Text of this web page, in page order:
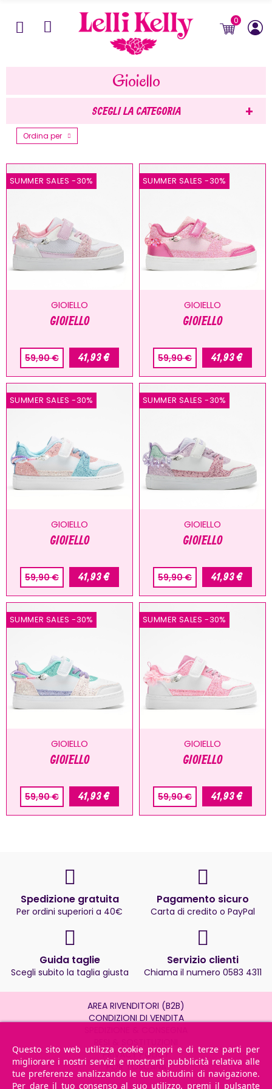
0
Gioiello
Ordina per
SUMMER SALES-30%
GIOIELLO
GIOIELLO
59,90 € 41,93 €
SUMMER SALES-30%
GIOIELLO
GIOIELLO
59,90 € 41,93 €
SUMMER SALES-30%
GIOIELLO
GIOIELLO
59,90 € 41,93 €
SUMMER SALES-30%
GIOIELLO
GIOIELLO
59,90 € 41,93 €
SUMMER SALES-30%
GIOIELLO
GIOIELLO
59,90 € 41,93 €
SUMMER SALES-30%
GIOIELLO
GIOIELLO
59,90 € 41,93 €
SCEGLI LA CATEGORIA
Questo sito web utilizza cookie propri e di terze parti per
migliorare i nostri servizi e mostrarti pubblicità relativa alle
tue preferenze analizzando le tue abitudini di navigazione.
Per dare il tuo consenso al suo utilizzo, premi il pulsante
Spedizione gratuita
Per ordini superiori a 40€
Pagamento sicuro
Carta di credito o PayPal
Guida taglie
Scegli subito la taglia giusta
Servizio clienti
Chiama il numero 0583 4311
AREA RIVENDITORI (B2B)
CONDIZIONI DI VENDITA
PRIVACY POLICY
POR TOSCANA
SPEDIZIONI AGOSTO
AVVISO: gli Ordini effettuati nel periodo
21/08/26.